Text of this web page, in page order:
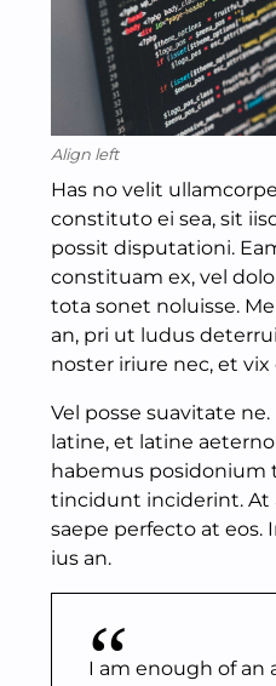
Align left
Has no velit
constituto ei sea, sit
possit disputationi.
constituam ex, vel
tota sonet noluisse.
an, pri ut ludus
noster iriure nec, et vix
Vel posse suavitate
latine, et latine
habemus posidonium
tincidunt inciderint. At
saepe perfecto at
ius an.
I am enough of an